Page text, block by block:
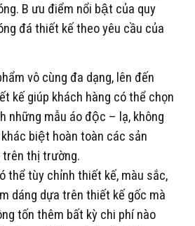
B ưu điểm nổi bật của quy
đá thiết kế theo yêu cầu của
vô cùng đa dạng, lên đến
kế giúp khách hàng có thể chọn
những mẫu áo độc – lạ, không
biệt hoàn toàn các sản
thị trường.
thể tùy chỉnh thiết kế, màu sắc,
dáng dựa trên thiết kế gốc mà
tốn thêm bất kỳ chi phí nào